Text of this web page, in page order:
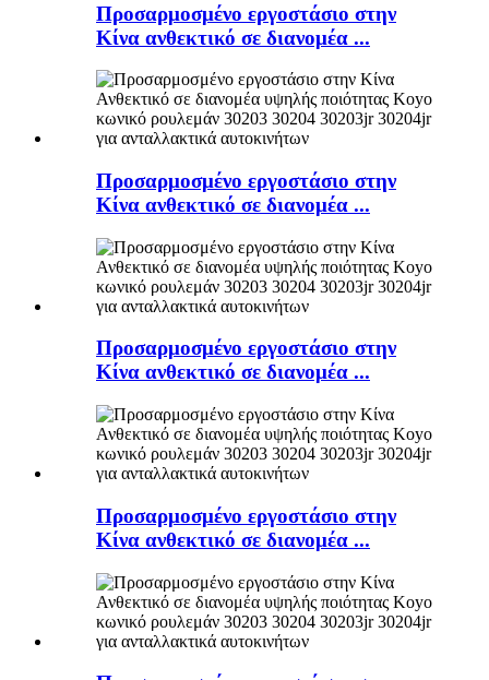
Προσαρμοσμένο εργοστάσιο στην
Κίνα ανθεκτικό σε διανομέα ...
Προσαρμοσμένο εργοστάσιο στην
Κίνα ανθεκτικό σε διανομέα ...
Προσαρμοσμένο εργοστάσιο στην
Κίνα ανθεκτικό σε διανομέα ...
Προσαρμοσμένο εργοστάσιο στην
Κίνα ανθεκτικό σε διανομέα ...